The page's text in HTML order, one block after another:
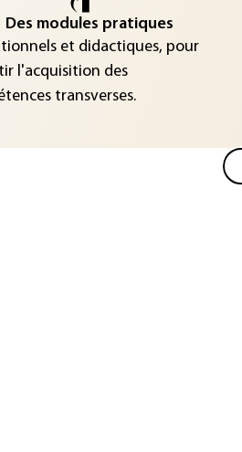
Des modules pratiques
et didactiques, pour
l'acquisition des
transverses.